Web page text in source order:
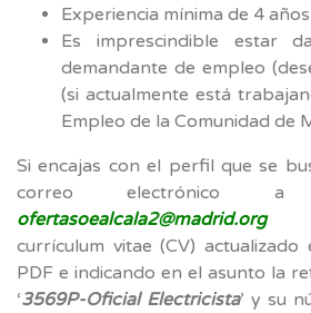
Experiencia mínima de 4 años
Es imprescindible estar
demandante de empleo
(si actualmente está
Empleo de la Comunidad de
Si encajas con el perfil que se
correo electrónico
ofertasoealcala2@madrid.org
currículum vitae (CV)
PDF e indicando en el asunto la
‘3569P-Oficial Electricista’ y su